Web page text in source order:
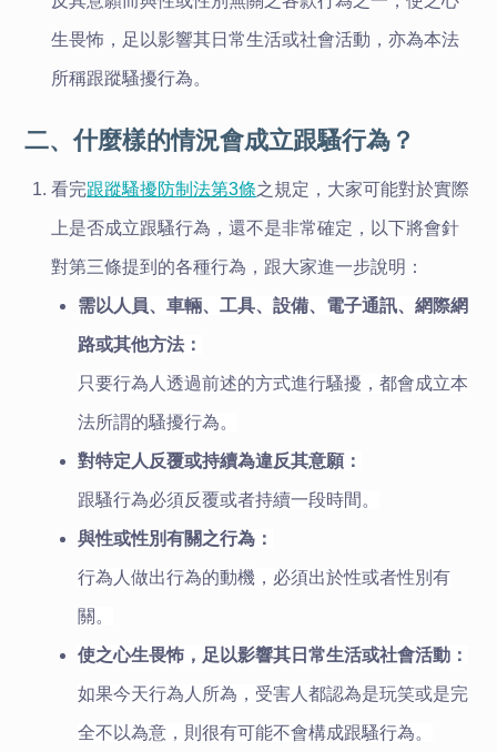
生畏怖，足以影響其日常生活或社會活動，亦為本法
所稱跟蹤騷擾行為。
二、什麼樣的情況會成立跟騷行為？
看完跟蹤騷擾防制法第3條之規定，大家可能對於實際
上是否成立跟騷行為，還不是非常確定，以下將會針
對第三條提到的各種行為，跟大家進一步說明：
需以人員、車輛、工具、設備、電子通訊、網際網
路或其他方法：
只要行為人透過前述的方式進行騷擾，都會成立本
法所謂的騷擾行為。
對特定人反覆或持續為違反其意願：
跟騷行為必須反覆或者持續一段時間。
與性或性別有關之行為：
行為人做出行為的動機，必須出於性或者性別有
關。
使之心生畏怖，足以影響其日常生活或社會活動：
如果今天行為人所為，受害人都認為是玩笑或是完
全不以為意，則很有可能不會構成跟騷行為。